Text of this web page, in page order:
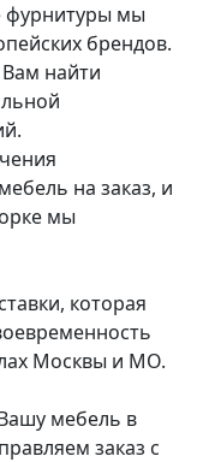
фурнитуры мы
брендов.
найти
на заказ, и
мы
которая
Москвы и МО.
мебель в
заказ с